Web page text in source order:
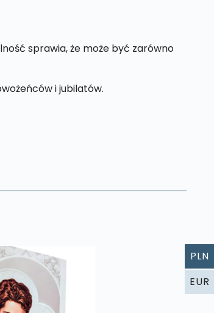
sprawia, że może być zarówno
i jubilatów.
PLN
EUR